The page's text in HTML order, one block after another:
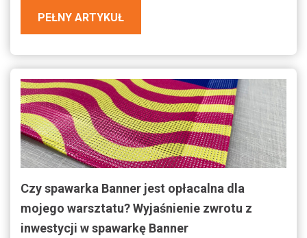
PEŁNY ARTYKUŁ
Czy spawarka Banner jest opłacalna dla
mojego warsztatu? Wyjaśnienie zwrotu z
inwestycji w spawarkę Banner